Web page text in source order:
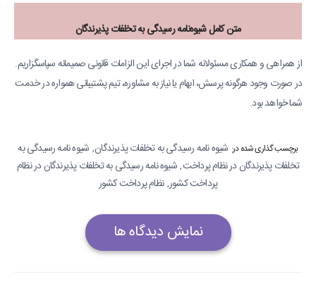
متن کامل شیوه‌نامه رسیدگی به تخلفات پذیرندگان
از همراهی و همکاری مسئولانه شما در اجرای این الزامات قانونی صمیمانه سپاسگزاریم.
در صورت وجود هرگونه پرسش، ابهام یا نیاز به مشاوره، تیم پشتیبانی همواره در خدمت
شما خواهد بود.
برچسب گذاری شده در: شیوه نامه رسیدگی به تخلفات پذیرندگان, شیوه نامه رسیدگی به
تخلفات پذیرندگان در نظام پرداخت,شیوه نامه رسیدگی به تخلفات پذیرندگان در نظام
پرداخت کشور,نظام پرداخت کشور
نمایش دیدگاه ها